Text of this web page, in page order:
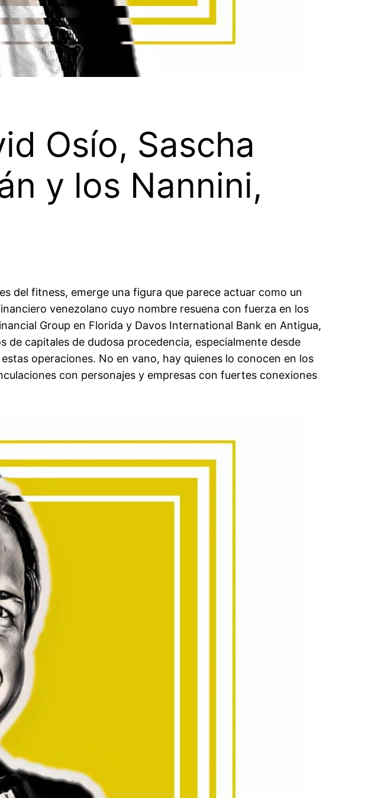
Osío, Sascha
y los Nannini,
del fitness, emerge una figura que parece actuar como un
venezolano cuyo nombre resuena con fuerza en los
Group en Florida y Davos International Bank en Antigua,
capitales de dudosa procedencia, especialmente desde
operaciones. No en vano, hay quienes lo conocen en los
con personajes y empresas con fuertes conexiones